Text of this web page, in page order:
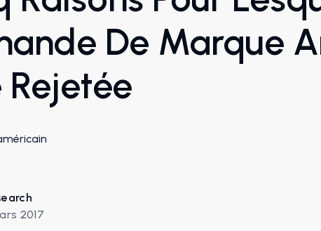
De Marque
Rejetée
2017